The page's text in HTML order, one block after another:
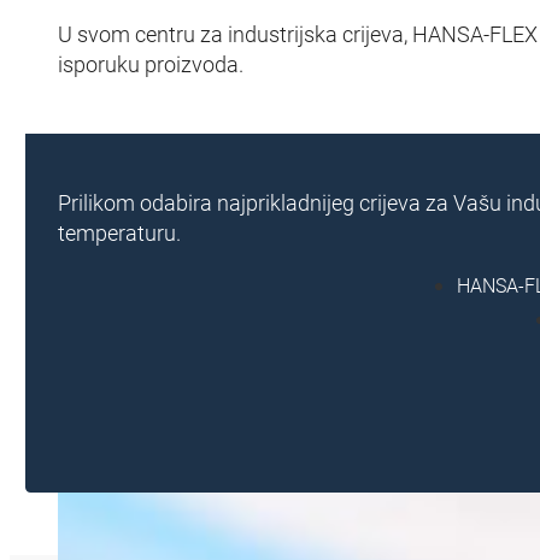
U svom centru za industrijska crijeva,
isporuku proizvoda.
Prilikom odabira najprikladnijeg crijeva za Vašu
temperaturu.